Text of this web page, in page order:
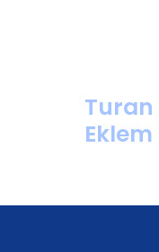
Turan
Eklem